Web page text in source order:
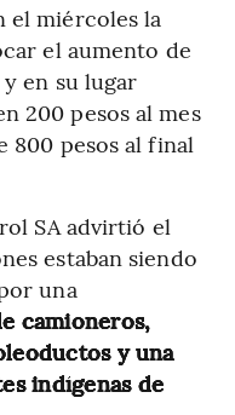
el miércoles la
el aumento de
en su lugar
200 pesos al mes
800 pesos al final
SA advirtió el
estaban siendo
una
camioneros,
y una
indígenas de